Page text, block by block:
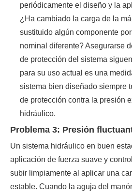
periódicamente el diseño y la
¿Ha cambiado la carga de la
sustituido algún componente
nominal diferente? Asegurarse
de protección del sistema
para su uso actual es una
sistema bien diseñado siempre
de protección contra la presión
hidráulico.
Problema 3: Presión
Un sistema hidráulico en buen
aplicación de fuerza suave y
subir limpiamente al aplicar una
estable. Cuando la aguja del